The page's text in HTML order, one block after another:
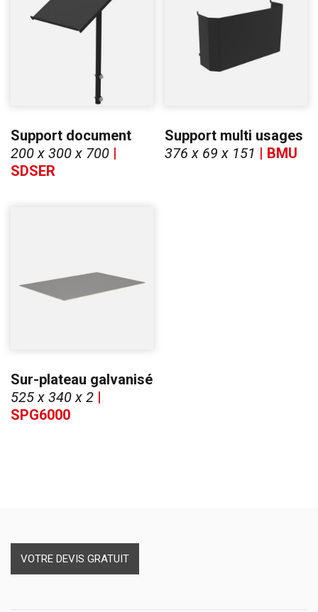
Support document
200 x 300 x 700 |
SDSER
Support multi usages
376 x 69 x 151 | BMU
Sur-plateau galvanisé
525 x 340 x 2 |
SPG6000
VOTRE DEVIS GRATUIT